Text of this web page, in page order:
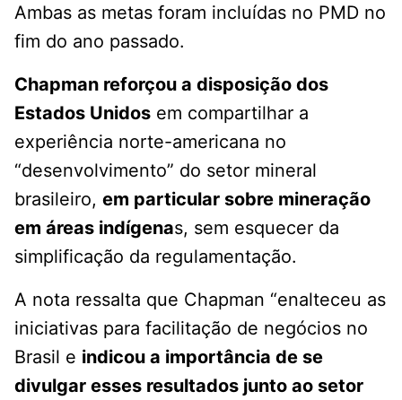
Ambas as metas foram incluídas no PMD no
fim do ano passado.
Chapman reforçou a disposição dos
Estados Unidos em compartilhar a
experiência norte-americana no
“desenvolvimento” do setor mineral
brasileiro, em particular sobre mineração
em áreas indígenas, sem esquecer da
simplificação da regulamentação.
A nota ressalta que Chapman “enalteceu as
iniciativas para facilitação de negócios no
Brasil e indicou a importância de se
divulgar esses resultados junto ao setor